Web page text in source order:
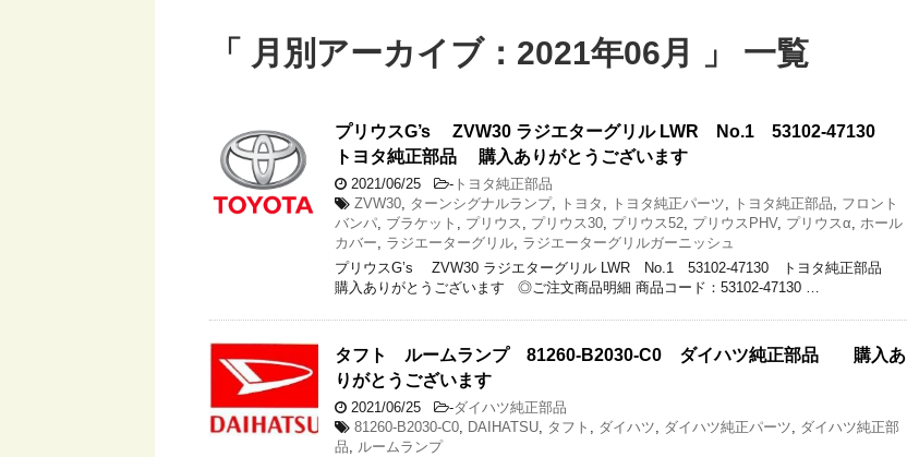
「 月別アーカイブ：2021年06月 」 一覧
プリウスG’s ZVW30 ラジエターグリル LWR No.1 53102-47130
トヨタ純正部品 購入ありがとうございます
2021/06/25 - トヨタ純正部品
ZVW30, ターンシグナルランプ, トヨタ , トヨタ純正パーツ, トヨタ純正部品, フロント
バンパ, ブラケット , プリウス , プリウス30, プリウス52, プリウスPHV, プリウスα, ホール
カバー, ラジエーターグリル, ラジエーターグリルガーニッシュ
プリウスG’s ZVW30 ラジエターグリル LWR No.1 53102-47130 トヨタ純正部品
購入ありがとうございます ◎ご注文商品明細 商品コード：53102-47130 …
タフト ルームランプ 81260-B2030-C0 ダイハツ純正部品 購入あ
りがとうございます
2021/06/25 -ダイハツ純正部品
81260-B2030-C0, DAIHATSU, タフト , ダイハツ, ダイハツ純正パーツ, ダイハツ純正部
品, ルームランプ